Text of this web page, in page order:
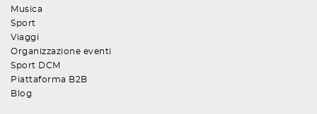
Musica
Sport
Viaggi
Organizzazione eventi
Sport DCM
Piattaforma B2B
Blog